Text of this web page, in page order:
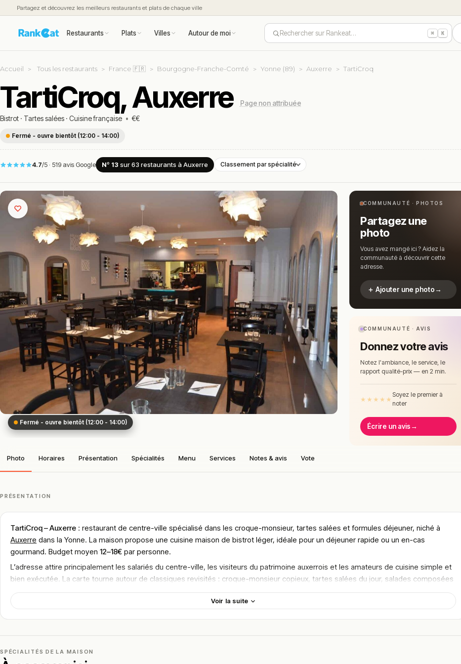
Partagez et découvrez les meilleurs restaurants et plats de chaque ville
Restaurants Plats Villes Autour de moi Rechercher sur Rankeat… ⌘ K
Accueil Tous les restaurants France 🇫🇷 Bourgogne-Franche-Comté Yonne (89) Auxerre TartiCroq
TartiCroq, Auxerre
Page non attribuée
Bistrot · Tartes salées · Cuisine française • €€
Fermé - ouvre bientôt (12:00 - 14:00)
4.7/5 · 519 avis Google Nº 13 sur 63 restaurants à Auxerre Classement par spécialité
Fermé - ouvre bientôt (12:00 - 14:00)
COMMUNAUTÉ · PHOTOS
Partagez une
photo
Vous avez mangé ici ? Aidez la
communauté à découvrir cette
adresse.
＋ Ajouter une photo→
COMMUNAUTÉ · AVIS
Donnez votre avis
Notez l'ambiance, le service, le
rapport qualité-prix — en 2 min.
★ ★ ★ ★ ★
Soyez le premier à
noter
Écrire un avis→
Photo Horaires Présentation Spécialités Menu Services Notes & avis Vote
PRÉSENTATION
TartiCroq – Auxerre : restaurant de centre-ville spécialisé dans les croque-monsieur, tartes salées et formules déjeuner, niché à
Auxerre dans la Yonne. La maison propose une cuisine maison de bistrot léger, idéale pour un déjeuner rapide ou un en-cas
gourmand. Budget moyen 12–18€ par personne.
L’adresse attire principalement les salariés du centre-ville, les visiteurs du patrimoine auxerrois et les amateurs de cuisine simple et
bien exécutée. La carte tourne autour de classiques revisités : croque-monsieur copieux, tartes salées du jour, salades composées
et plats du jour.
Le concept mise sur la fraîcheur des produits, des préparations maison réalisées le matin et un service rapide pour la clientèle
pressée du midi. Le service du soir, plus posé, complète l’offre selon les jours d’ouverture.
La cuisine cherche à conjuguer simplicité et qualité, avec des accompagnements soignés et une politique de prix lisible et
Voir la suite
SPÉCIALITÉS DE LA MAISON